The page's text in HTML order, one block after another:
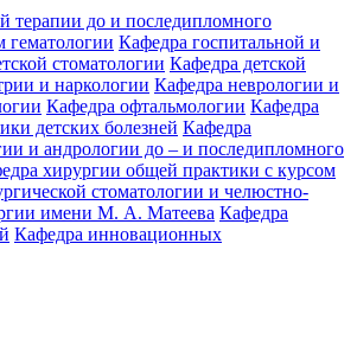
терапии до и последипломного
гематологии Кафедра госпитальной и
стоматологии Кафедра детской
и наркологии Кафедра неврологии и
Кафедра офтальмологии Кафедра
детских болезней Кафедра
и андрологии до – и последипломного
хирургии общей практики с курсом
стоматологии и челюстно-
имени М. А. Матеева Кафедра
Кафедра инновационных